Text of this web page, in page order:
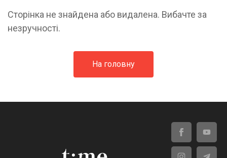
Сторінка не знайдена або видалена. Вибачте за
незручності.
На головну